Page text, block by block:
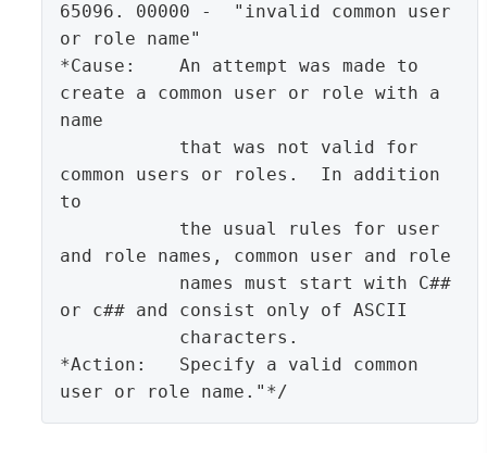
65096. 00000 -  "invalid common user
or role name"
*Cause:    An attempt was made to
create a common user or role with a
name
common users or roles.  In addition
to
and role names, common user and role
or c## and consist only of ASCII
*Action:   Specify a valid common